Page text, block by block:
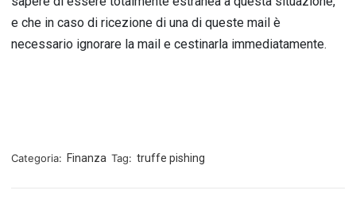
e che in caso di ricezione di una di queste mail è
necessario ignorare la mail e cestinarla immediatamente.
Categoria: Finanza Tag: truffe pishing